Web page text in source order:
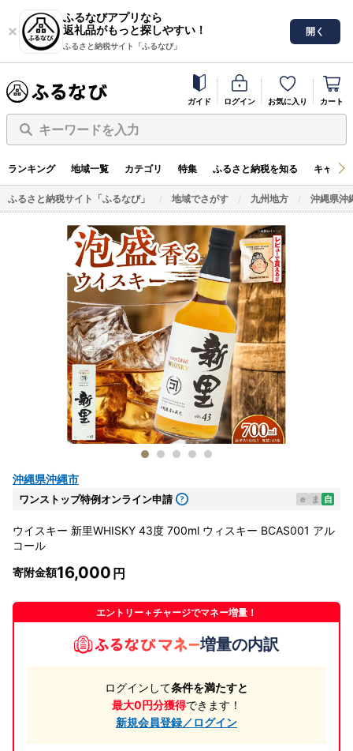
ふるなびアプリなら
返礼品がもっと探しやすい！
ふるさと納税サイト「ふるなび」
開く
ガイド ログイン お気に入り カート
キーワードを入力
ランキング 地域一覧 カテゴリ 特集 ふるさと納税を知る キャン
ふるさと納税サイト「ふるなび」 地域でさがす 九州地方 沖縄県沖
沖縄県沖縄市
ワンストップ特例オンライン申請 e ま 自
ウイスキー 新里WHISKY 43度 700ml ウィスキー BCAS001 アル
コール
寄附金額16,000
エントリー＋チャージでマネー増量！
増量の内訳
ログインして条件を満たすと
最大0円分獲得できます！
新規会員登録／ログイン